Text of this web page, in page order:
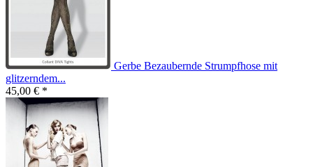
Gerbe Bezaubernde Strumpfhose mit
glitzerndem...
45,00 € *